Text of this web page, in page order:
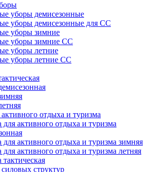
уборы демисезонные
уборы демисезонные для СС
уборы зимние
уборы зимние СС
уборы летние
уборы летние СС
отдыха и туризма
активного отдыха и туризма
активного отдыха и туризма зимняя
активного отдыха и туризма летняя
структур